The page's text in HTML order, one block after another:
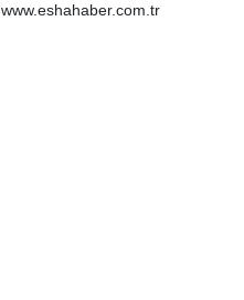
www.eshahaber.com.tr